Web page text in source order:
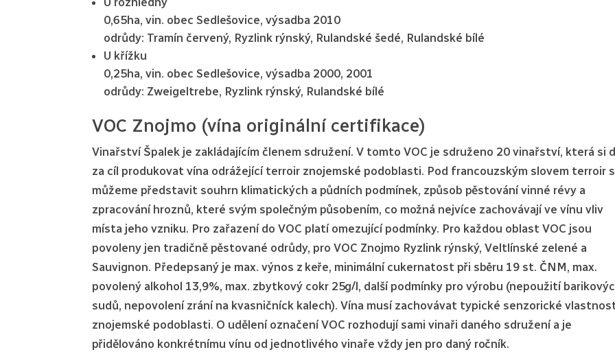
0,65ha, vin. obec Sedlešovice, výsadba 2010
odrůdy: Tramín červený, Ryzlink rýnský, Rulandské šedé, Rulandské bílé
U křížku
0,25ha, vin. obec Sedlešovice, výsadba 2000, 2001
odrůdy: Zweigeltrebe, Ryzlink rýnský, Rulandské bílé
VOC Znojmo (vína originální certifikace)
Vinařství Špalek je zakládajícím členem sdružení. V tomto VOC je sdruženo 20 vinařství, která si
za cíl produkovat vína odrážející terroir znojemské podoblasti. Pod francouzským slovem terroir
můžeme představit souhrn klimatických a půdních podmínek, způsob pěstování vinné révy a
zpracování hroznů, které svým společným působením, co možná nejvíce zachovávají ve vínu vliv
místa jeho vzniku. Pro zařazení do VOC platí omezující podmínky. Pro každou oblast VOC jsou
povoleny jen tradičně pěstované odrůdy, pro VOC Znojmo Ryzlink rýnský, Veltlínské zelené a
Sauvignon. Předepsaný je max. výnos z keře, minimální cukernatost při sběru 19 st. ČNM, max.
povolený alkohol 13,9%, max. zbytkový cokr 25g/l, další podmínky pro výrobu (nepoužití
sudů, nepovolení zrání na kvasničníck kalech). Vína musí zachovávat typické senzorické
znojemské podoblasti. O udělení označení VOC rozhodují sami vinaři daného sdružení a je
přidělováno konkrétnímu vínu od jednotlivého vinaře vždy jen pro daný ročník.